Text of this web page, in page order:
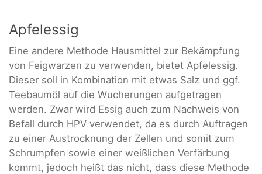
Apfelessig
Eine andere Methode Hausmittel zur Bekämpfung
von Feigwarzen zu verwenden, bietet Apfelessig.
Dieser soll in Kombination mit etwas Salz und ggf.
Teebaumöl auf die Wucherungen aufgetragen
werden. Zwar wird Essig auch zum Nachweis von
Befall durch HPV verwendet, da es durch Auftragen
zu einer Austrocknung der Zellen und somit zum
Schrumpfen sowie einer weißlichen Verfärbung
kommt, jedoch heißt das nicht, dass diese Methode